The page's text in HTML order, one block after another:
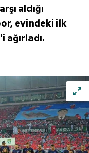
aldığı
evindeki ilk
ağırladı.